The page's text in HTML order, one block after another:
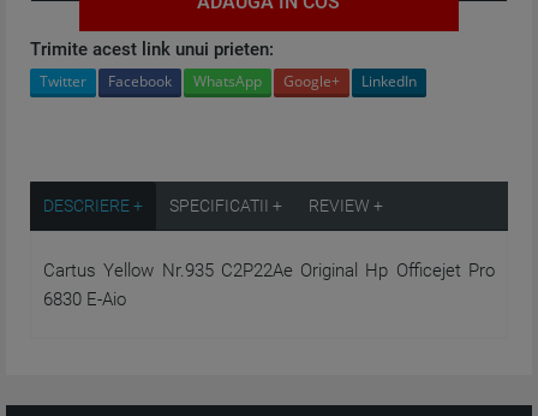
Trimite acest link unui prieten:
Twitter Facebook WhatsApp Google+ LinkedIn
DESCRIERE + SPECIFICATII + REVIEW +
Cartus Yellow Nr.935 C2P22Ae Original Hp Officejet Pro
6830 E-Aio